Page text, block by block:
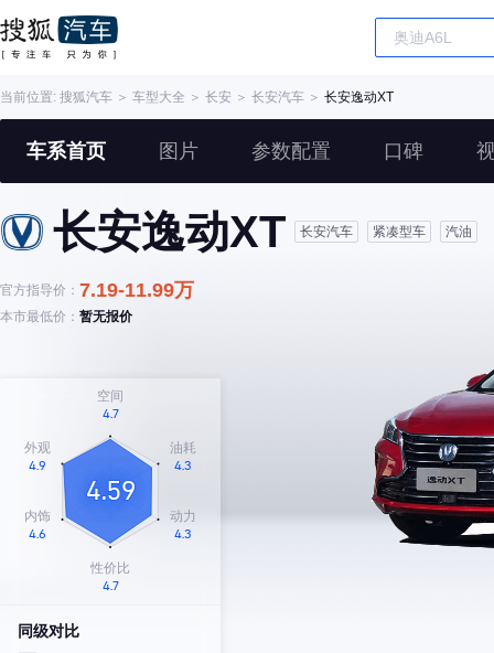
当前位置: 搜狐汽车 ＞ 车型大全 ＞ 长安 ＞ 长安汽车 ＞ 长安逸动XT
车系首页 图片 参数配置 口碑
长安逸动XT 长安汽车 紧凑型车 汽油
官方指导价： 7.19-11.99万
本市最低价： 暂无报价
同级对比